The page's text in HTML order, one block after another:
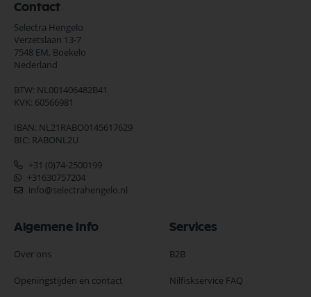
Contact
Selectra Hengelo
Verzetslaan 13-7
7548 EM, Boekelo
Nederland
BTW: NL001406482B41
KVK: 60566981
IBAN: NL21RABO0145617629
BIC: RABONL2U
+31 (0)74-2500199
+31630757204
info@selectrahengelo.nl
Algemene Info
Over ons
Openingstijden en contact
Services
B2B
Nilfiskservice FAQ